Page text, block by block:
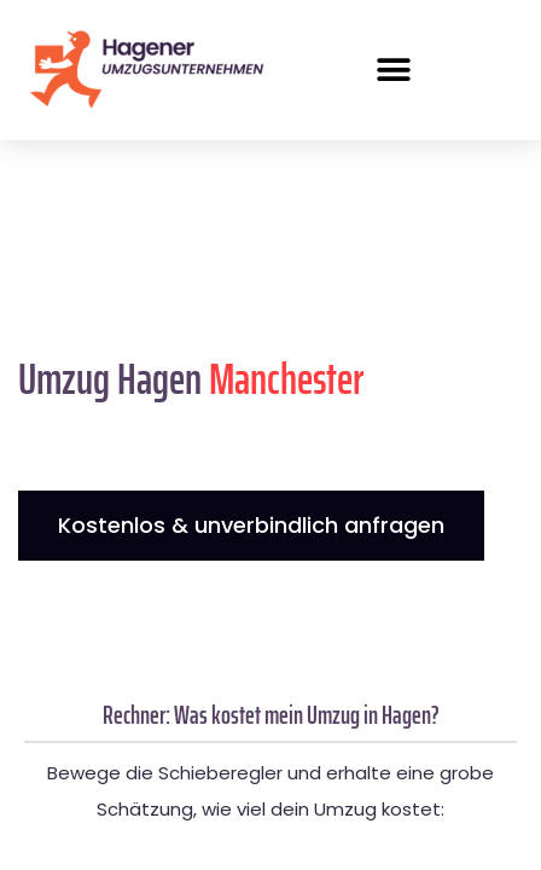
Umzug HagenManchester
Kostenlos & unverbindlich anfragen
Rechner: Was kostet mein Umzug in Hagen?
Bewege die Schieberegler und erhalte eine grobe
Schätzung, wie viel dein Umzug kostet: